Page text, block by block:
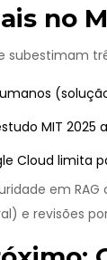
no
subestimam
MIT
Cloud limita
em
) e revisões